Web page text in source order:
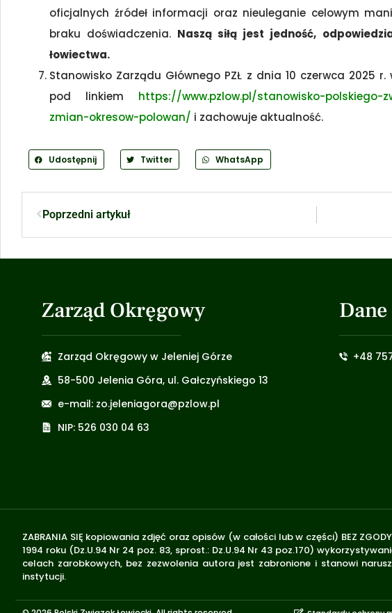
oficjalnych źródeł informacji oraz nieuleganie celowym
braku doświadczenia. Naszą siłą jest jedność,
łowiectwa.
Stanowisko Zarządu Głównego PZŁ z dnia 10 czerwca 2025
pod linkiem
https://www.pzlow.pl/stanowisko-polskiego-
zmian-okresow-polowan/ i zachowuje aktualność.
Udostępnij Twitter WhatsApp
Poprzedni artykuł
Zarząd Okręgowy
Zarząd Okręgowy w Jeleniej Górze
58-500 Jelenia Góra, ul. Gałczyńskiego 13
e-mail: zo.jeleniagora@pzlow.pl
NIP: 526 030 04 63
+48
ZABRANIA SIĘ kopiowania zdjęć oraz opisów (w całości lub w części) BEZ
1994 roku (Dz.U.94 Nr 24 poz. 83, sprost.: Dz.U.94 Nr 43 poz.170)
celach zarobkowych, bez zezwolenia autora jest zabronione i stanowi
instytucji.